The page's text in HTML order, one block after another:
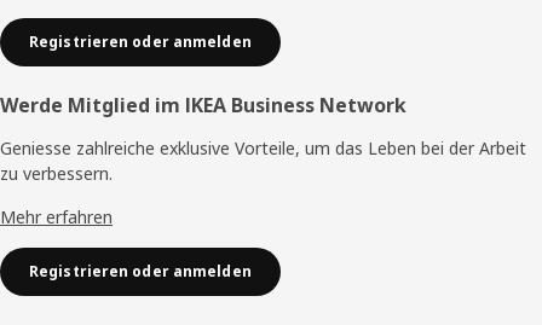
Registrieren oder anmelden
Werde Mitglied im IKEA Business Network
Geniesse zahlreiche exklusive Vorteile, um das Leben bei der Arbeit
zu verbessern.
Mehr erfahren
Registrieren oder anmelden